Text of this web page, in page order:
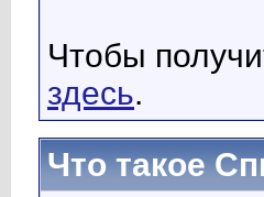
Чтобы
здесь.
Что такое